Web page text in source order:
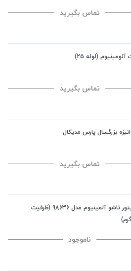
تماس بگیرید
آلومینیوم (لوله 25)
تماس بگیرید
بزرگسال پارس مدیکال
تماس بگیرید
واکر رولیتور تاشو آلمینیوم مدل 98636 (ظرفیت
ناموجود